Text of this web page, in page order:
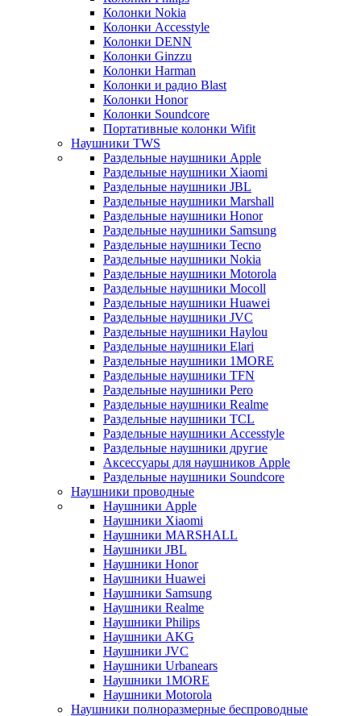
Колонки Nokia
Колонки Accesstyle
Колонки DENN
Колонки Ginzzu
Колонки Harman
Колонки и радио Blast
Колонки Honor
Колонки Soundcore
Портативные колонки Wifit
Наушники TWS
Раздельные наушники Apple
Раздельные наушники Xiaomi
Раздельные наушники JBL
Раздельные наушники Marshall
Раздельные наушники Honor
Раздельные наушники Samsung
Раздельные наушники Tecno
Раздельные наушники Nokia
Раздельные наушники Motorola
Раздельные наушники Mocoll
Раздельные наушники Huawei
Раздельные наушники JVC
Раздельные наушники Haylou
Раздельные наушники Elari
Раздельные наушники 1MORE
Раздельные наушники TFN
Раздельные наушники Pero
Раздельные наушники Realme
Раздельные наушники TCL
Раздельные наушники Accesstyle
Раздельные наушники другие
Аксессуары для наушников Apple
Раздельные наушники Soundcore
Наушники проводные
Наушники Apple
Наушники Xiaomi
Наушники MARSHALL
Наушники JBL
Наушники Honor
Наушники Huawei
Наушники Samsung
Наушники Realme
Наушники Philips
Наушники AKG
Наушники JVC
Наушники Urbanears
Наушники 1MORE
Наушники Motorola
Наушники полноразмерные беспроводные